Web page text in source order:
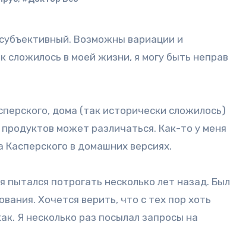
сложилось в моей жизни, я могу быть неправ
дома (так исторически сложилось)
может различаться. Как-то у меня
Касперского в домашних версиях.
пытался потрогать несколько лет назад. Был
Хочется верить, что с тех пор хоть
Я несколько раз посылал запросы на